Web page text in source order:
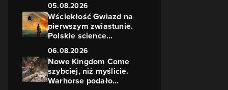
05.08.2026
Wściekłość Gwiazd na
pierwszym zwiastunie.
Polskie science...
06.08.2026
Nowe Kingdom Come
szybciej, niż myślicie.
Warhorse podało...